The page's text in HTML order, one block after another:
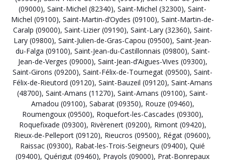
(09000), Saint-Michel (82340), Saint-Michel (32300), Saint-
Michel (09100), Saint-Martin-d’Oydes (09100), Saint-Martin-de-
Caralp (09000), Saint-Lizier (09190), Saint-Lary (32360), Saint-
Lary (09800), Saint-Julien-de-Gras-Capou (09500), Saint-Jean-
du-Falga (09100), Saint-Jean-du-Castillonnais (09800), Saint-
Jean-de-Verges (09000), Saint-Jean-d’Aigues-Vives (09300),
Saint-Girons (09200), Saint-Félix-de-Tournegat (09500), Saint-
Félix-de-Rieutord (09120), Saint-Bauzeil (09120), Saint-Amans
(48700), Saint-Amans (11270), Saint-Amans (09100), Saint-
Amadou (09100), Sabarat (09350), Rouze (09460),
Roumengoux (09500), Roquefort-les-Cascades (09300),
Roquefixade (09300), Rivèrenert (09200), Rimont (09420),
Rieux-de-Pelleport (09120), Rieucros (09500), Régat (09600),
Raissac (09300), Rabat-les-Trois-Seigneurs (09400), Quié
(09400), Quérigut (09460), Prayols (09000), Prat-Bonrepaux